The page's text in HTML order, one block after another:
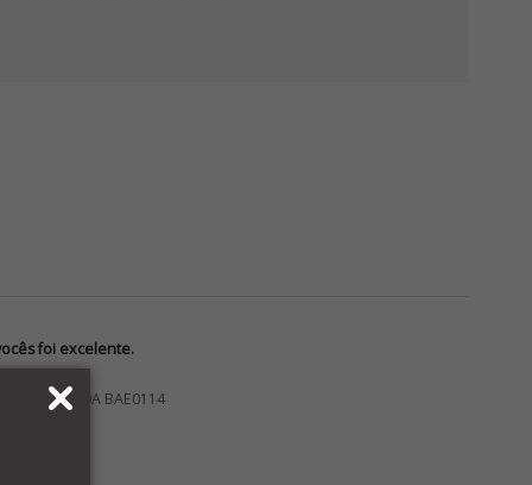
foi excelente.
24VCC 20A BAE0114